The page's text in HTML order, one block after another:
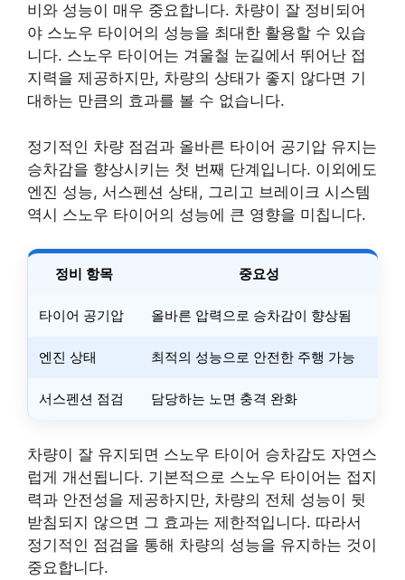
비와 성능이 매우 중요합니다. 차량이 잘 정비되어
야 스노우 타이어의 성능을 최대한 활용할 수 있습
니다. 스노우 타이어는 겨울철 눈길에서 뛰어난 접
지력을 제공하지만, 차량의 상태가 좋지 않다면 기
대하는 만큼의 효과를 볼 수 없습니다.
정기적인 차량 점검과 올바른 타이어 공기압 유지는
승차감을 향상시키는 첫 번째 단계입니다. 이외에도
엔진 성능, 서스펜션 상태, 그리고 브레이크 시스템
역시 스노우 타이어의 성능에 큰 영향을 미칩니다.
정비 항목 중요성
타이어 공기압 올바른 압력으로 승차감이 향상됨
엔진 상태 최적의 성능으로 안전한 주행 가능
서스펜션 점검 담당하는 노면 충격 완화
차량이 잘 유지되면 스노우 타이어 승차감도 자연스
럽게 개선됩니다. 기본적으로 스노우 타이어는 접지
력과 안전성을 제공하지만, 차량의 전체 성능이 뒷
받침되지 않으면 그 효과는 제한적입니다. 따라서
정기적인 점검을 통해 차량의 성능을 유지하는 것이
중요합니다.